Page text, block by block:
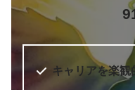
キャリアを楽